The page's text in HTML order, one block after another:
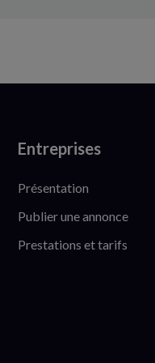
Entreprises
Présentation
Publier une annonce
Prestations et tarifs